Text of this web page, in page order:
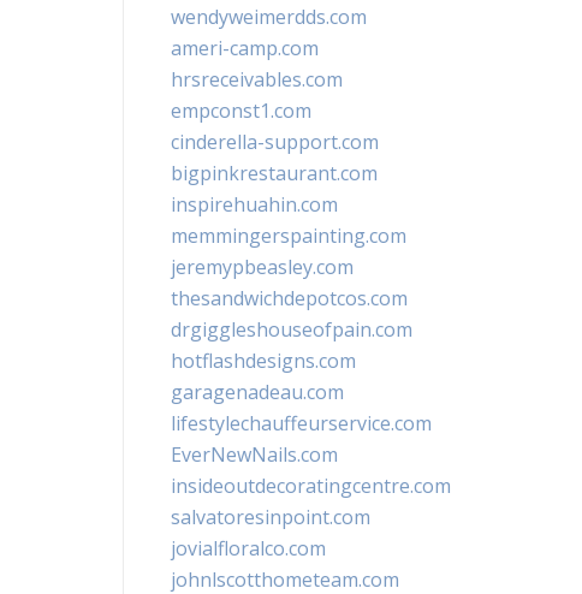
wendyweimerdds.com
ameri-camp.com
hrsreceivables.com
empconst1.com
cinderella-support.com
bigpinkrestaurant.com
inspirehuahin.com
memmingerspainting.com
jeremypbeasley.com
thesandwichdepotcos.com
drgiggleshouseofpain.com
hotflashdesigns.com
garagenadeau.com
lifestylechauffeurservice.com
EverNewNails.com
insideoutdecoratingcentre.com
salvatoresinpoint.com
jovialfloralco.com
johnlscotthometeam.com